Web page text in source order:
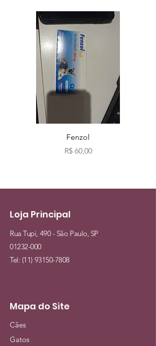
Fenzol
Preço
R$ 60,00
Loja Principal
Rua Tupi, 490 - São Paulo, SP
01232-000
Tel: (11) 93150-7808
Mapa do Site
Cães
Gatos